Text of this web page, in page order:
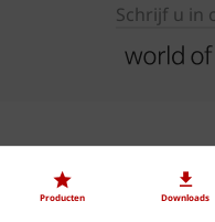
Producten Downloads
Schrijf u in